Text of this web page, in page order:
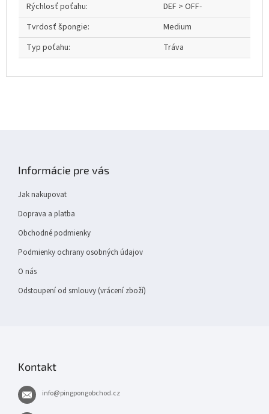
Rýchlosť poťahu:
DEF > OFF-
Tvrdosť špongie:
Medium
Typ poťahu: Tráva
Informácie pre vás
Jak nakupovat
Doprava a platba
Obchodné podmienky
Podmienky ochrany osobných údajov
O nás
Odstoupení od smlouvy (vrácení zboží)
Kontakt
info@pingpongobchod.cz